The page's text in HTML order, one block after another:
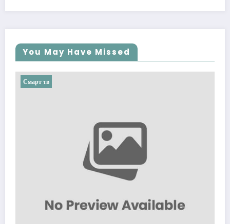
You May Have Missed
Смарт тв